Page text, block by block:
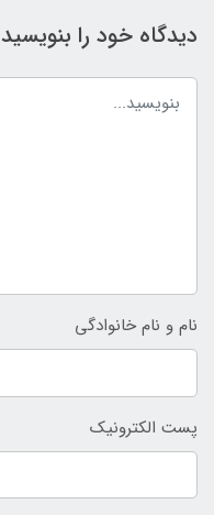
دیدگاه خود را بنویسید
نام و نام خانوادگی
پست الکترونیک